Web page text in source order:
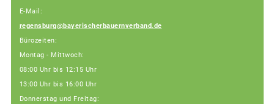
E-Mail:
regensburg@bayerischerbauernverband.de
Bürozeiten:
Montag - Mittwoch:
08:00 Uhr bis 12:15 Uhr
13:00 Uhr bis 16:00 Uhr
Donnerstag und Freitag: